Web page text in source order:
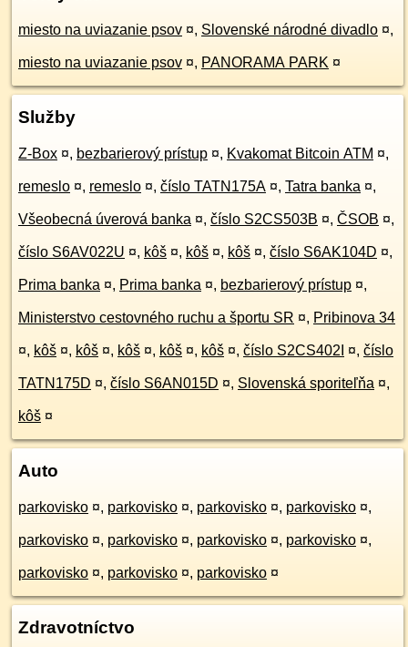
miesto na uviazanie psov ¤, Slovenské národné divadlo ¤,
miesto na uviazanie psov ¤, PANORAMA PARK ¤
Služby
Z-Box ¤, bezbarierový prístup ¤, Kvakomat Bitcoin ATM ¤,
remeslo ¤, remeslo ¤, číslo TATN175A ¤, Tatra banka ¤,
Všeobecná úverová banka ¤, číslo S2CS503B ¤, ČSOB ¤,
číslo S6AV022U ¤, kôš ¤, kôš ¤, kôš ¤, číslo S6AK104D ¤,
Prima banka ¤, Prima banka ¤, bezbarierový prístup ¤,
Ministerstvo cestovného ruchu a športu SR ¤, Pribinova 34
¤, kôš ¤, kôš ¤, kôš ¤, kôš ¤, kôš ¤, číslo S2CS402I ¤, číslo
TATN175D ¤, číslo S6AN015D ¤, Slovenská sporiteľňa ¤,
kôš ¤
Auto
parkovisko ¤, parkovisko ¤, parkovisko ¤, parkovisko ¤,
parkovisko ¤, parkovisko ¤, parkovisko ¤, parkovisko ¤,
parkovisko ¤, parkovisko ¤, parkovisko ¤
Zdravotníctvo